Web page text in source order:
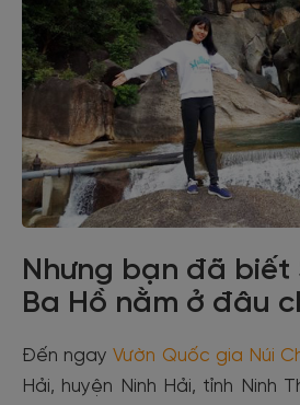
Nhưng bạn đã biết
Ba Hồ nằm ở đâu
Đến ngayVườn Quốc gia Núi
Hải, huyện Ninh Hải, tỉnh Ninh